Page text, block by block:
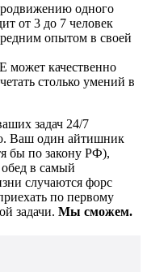
одного
от 3 до 7 человек
опытом в своей
может качественно
столько умений в
задач 24/7
Ваш один айтишник
бы по закону РФ),
в самый
случаются форс
по первому
задачи. Мы сможем.